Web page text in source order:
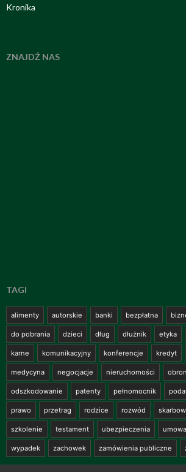
Kronika
ZNAJDŹ NAS
TAGI
alimenty autorskie banki bezpłatna
do pobrania dzieci dług dłużnik etyka
karne komunikacyjny konferencje kredyt
medycyna negocjacje nieruchomości
odszkodowanie patenty pełnomocnik
prawo przetrag rodzice rozwód
szkolenie testament ubezpieczenia umowa
wypadek zachowek zamówienia publiczne